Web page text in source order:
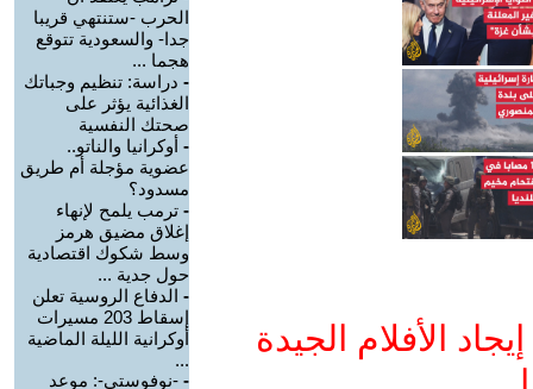
الأفلام الجيدة
الحرب -ستنتهي قريبا
جدا- والسعودية تتوقع
هجما ...
- دراسة: تنظيم وجباتك
الغذائية يؤثر على
صحتك النفسية
- أوكرانيا والناتو..
عضوية مؤجلة أم طريق
مسدود؟
- ترمب يلمح لإنهاء
إغلاق مضيق هرمز
وسط شكوك اقتصادية
حول جدية ...
- الدفاع الروسية تعلن
إسقاط 203 مسيرات
أوكرانية الليلة الماضية
...
- -نوفوستي-: موعد